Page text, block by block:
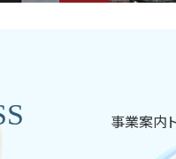
事業案内